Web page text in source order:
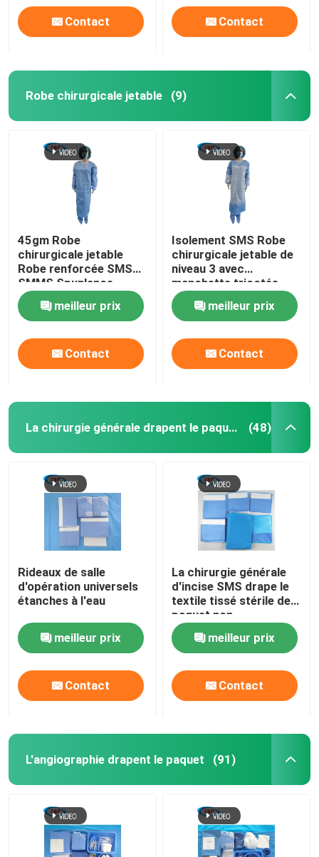
Contact Contact
Robe chirurgicale jetable (9)
45gm Robe
chirurgicale jetable
Robe renforcée SMS
SMMS Spunlance
meilleur prix
Contact
Isolement SMS Robe
chirurgicale jetable de
niveau 3 avec
manchette tricotée
meilleur prix
Contact
La chirurgie générale drapent le paquet (48)
Rideaux de salle
d'opération universels
étanches à l'eau
meilleur prix
Contact
La chirurgie générale
d'incise SMS drape le
textile tissé stérile de
paquet non
meilleur prix
Contact
L'angiographie drapent le paquet (91)